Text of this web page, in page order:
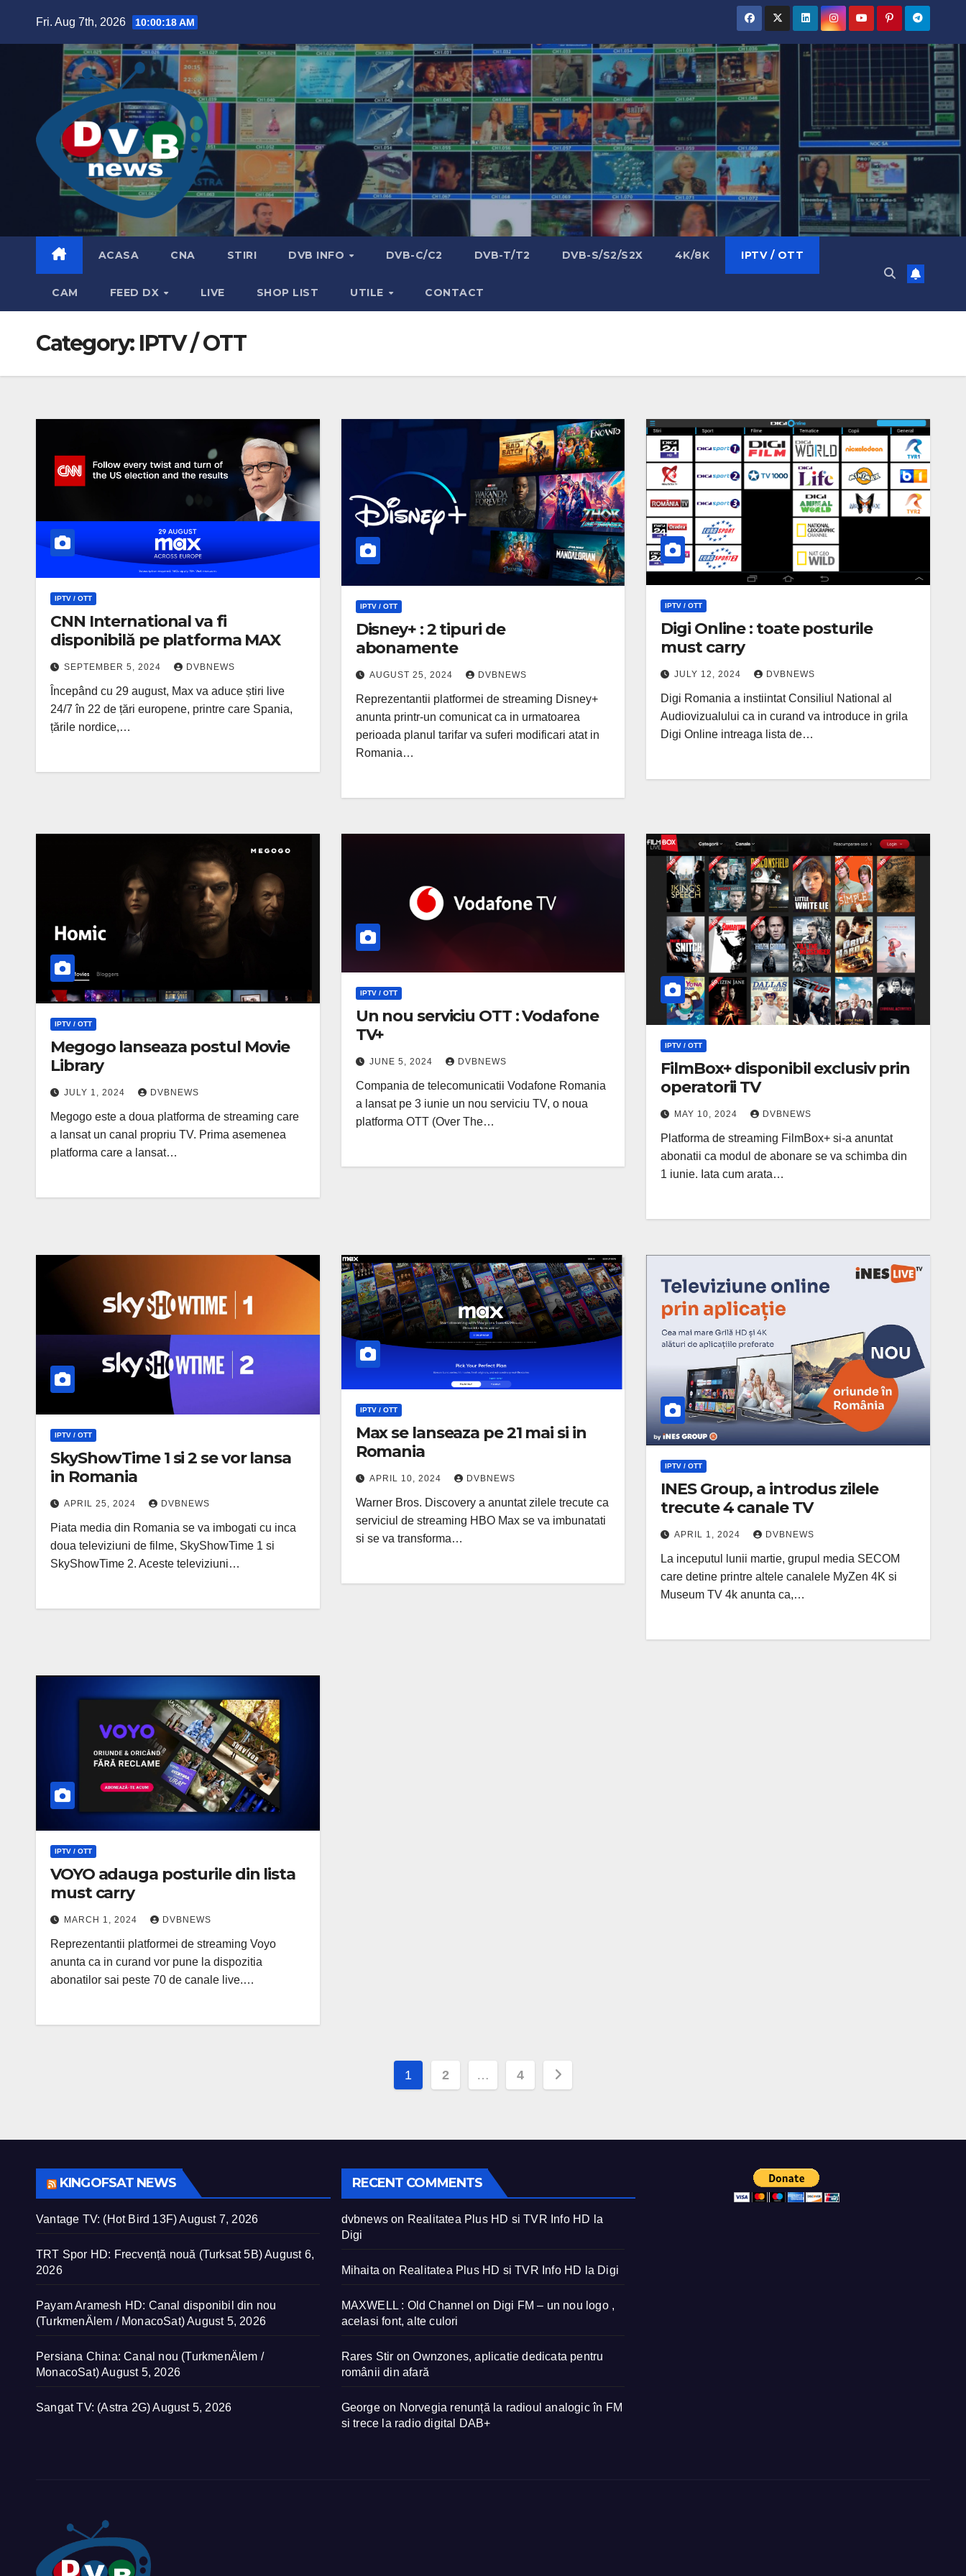
Fri. Aug 7th, 2026 10:00:19 AM
ACASA CNA STIRI DVB INFO DVB-C/C2 DVB-T/T2 DVB-S/S2/S2X 4K/8K IPTV / OTT
CAM FEED DX LIVE SHOP LIST UTILE CONTACT
Category: IPTV / OTT
IPTV / OTT
CNN International va fi
disponibilă pe platforma MAX
SEPTEMBER 5, 2024 DVBNEWS
Începând cu 29 august, Max va aduce știri live
24/7 în 22 de țări europene, printre care Spania,
țările nordice,…
IPTV / OTT
Disney+ : 2 tipuri de
abonamente
AUGUST 25, 2024 DVBNEWS
Reprezentantii platformei de streaming Disney+
anunta printr-un comunicat ca in urmatoarea
perioada planul tarifar va suferi modificari atat in
Romania…
IPTV / OTT
Digi Online : toate posturile
must carry
JULY 12, 2024 DVBNEWS
Digi Romania a instiintat Consiliul National al
Audiovizualului ca in curand va introduce in grila
Digi Online intreaga lista de…
IPTV / OTT
Megogo lanseaza postul Movie
Library
JULY 1, 2024 DVBNEWS
Megogo este a doua platforma de streaming care
a lansat un canal propriu TV. Prima asemenea
platforma care a lansat…
IPTV / OTT
Un nou serviciu OTT : Vodafone
TV+
JUNE 5, 2024 DVBNEWS
Compania de telecomunicatii Vodafone Romania
a lansat pe 3 iunie un nou serviciu TV, o noua
platforma OTT (Over The…
IPTV / OTT
FilmBox+ disponibil exclusiv prin
operatorii TV
MAY 10, 2024 DVBNEWS
Platforma de streaming FilmBox+ si-a anuntat
abonatii ca modul de abonare se va schimba din
1 iunie. Iata cum arata…
IPTV / OTT
SkyShowTime 1 si 2 se vor lansa
in Romania
APRIL 25, 2024 DVBNEWS
Piata media din Romania se va imbogati cu inca
doua televiziuni de filme, SkyShowTime 1 si
SkyShowTime 2. Aceste televiziuni…
IPTV / OTT
Max se lanseaza pe 21 mai si in
Romania
APRIL 10, 2024 DVBNEWS
Warner Bros. Discovery a anuntat zilele trecute ca
serviciul de streaming HBO Max se va imbunatati
si se va transforma…
IPTV / OTT
INES Group, a introdus zilele
trecute 4 canale TV
APRIL 1, 2024 DVBNEWS
La inceputul lunii martie, grupul media SECOM
care detine printre altele canalele MyZen 4K si
Museum TV 4k anunta ca,…
IPTV / OTT
VOYO adauga posturile din lista
must carry
MARCH 1, 2024 DVBNEWS
Reprezentantii platformei de streaming Voyo
anunta ca in curand vor pune la dispozitia
abonatilor sai peste 70 de canale live.…
Posts
1 2 … 4
KINGOFSAT NEWS
Vantage TV: (Hot Bird 13F) August 7, 2026
TRT Spor HD: Frecvență nouă (Turksat 5B)August 6,
2026
Payam Aramesh HD: Canal disponibil din nou
(TurkmenÄlem / MonacoSat)August 5, 2026
Persiana China: Canal nou (TurkmenÄlem /
MonacoSat)August 5, 2026
Sangat TV: (Astra 2G) August 5, 2026
RECENT COMMENTS
dvbnews on Realitatea Plus HD si TVR Info HD la
Digi
Mihaita on Realitatea Plus HD si TVR Info HD la Digi
MAXWELL : Old Channel on Digi FM – un nou logo ,
acelasi font, alte culori
Rares Stir onOwnzones, aplicatie dedicata pentru
românii din afară
Georgeon Norvegia renunță la radioul analogic în FM
si trece la radio digital DAB+